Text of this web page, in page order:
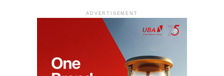
ADVERTISEMENT